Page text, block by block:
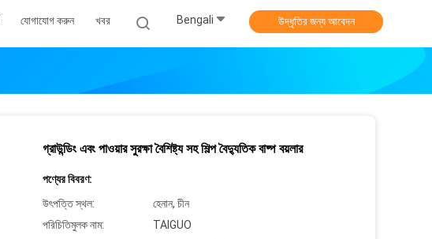
যোগাযোগ করুন খবর Bengali উদ্ধৃতির জন্য আবেদন
গ্রাউন্ডিং এবং পাওয়ার সুরক্ষা বৈশিষ্ট্য সহ শিল্প বৈদ্যুতিক বাষ্প বয়লার
পণ্যের বিবরণ:
উৎপত্তি স্থল:
হেনান, চীন
পরিচিতিমুলক নাম:
TAIGUO